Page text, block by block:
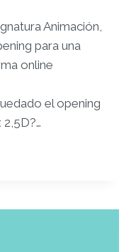
Animación,
para una
online
el opening